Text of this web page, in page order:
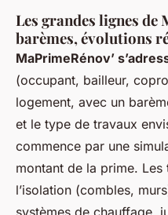
Les grandes lignes de
barèmes, évolutions
MaPrimeRénov’
(occupant, bailleur,
logement, avec un
et le type de travaux
commence par une
montant de la prime.
l’isolation (combles,
systèmes de chauffage,